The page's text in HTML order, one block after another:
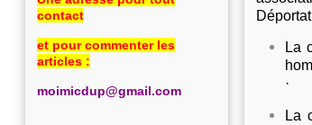
contact
et pour commenter les
articles :
moimicdup@gmail.com
La
·
La